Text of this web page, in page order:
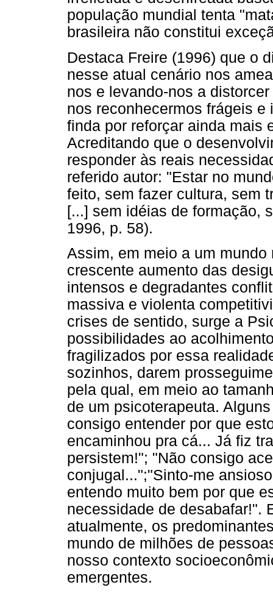
população mundial tenta
brasileira não constitui
Destaca Freire (1996) que o
nesse atual cenário nos
nos e levando-nos a
nos reconhecermos frágeis
finda por reforçar ainda mais
Acreditando que o
responder às reais
referido autor: "Estar no
feito, sem fazer cultura, sem
[...] sem idéias de formação,
1996, p. 58).
Assim, em meio a um
crescente aumento das
intensos e degradantes
massiva e violenta
crises de sentido, surge a
possibilidades ao
fragilizados por essa
sozinhos, darem
pela qual, em meio ao
de um psicoterapeuta.
consigo entender por que
encaminhou pra cá... Já fiz
persistem!"; "Não consigo
conjugal...";"Sinto-me
entendo muito bem por que
necessidade de desabafar!".
atualmente, os
mundo de milhões de
nosso contexto
emergentes.